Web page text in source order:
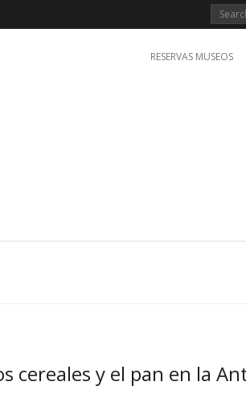
RESERVAS MUSEOS
cereales y el pan en la